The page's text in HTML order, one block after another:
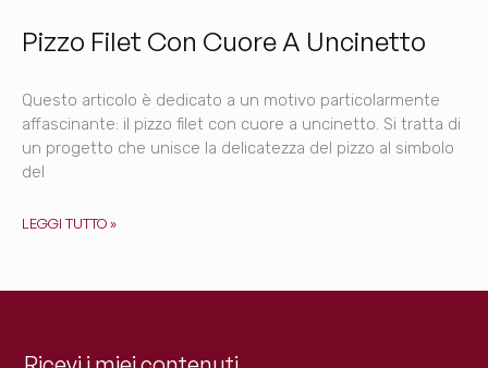
Pizzo Filet Con Cuore A Uncinetto
Questo articolo è dedicato a un motivo particolarmente
affascinante: il pizzo filet con cuore a uncinetto. Si tratta di
un progetto che unisce la delicatezza del pizzo al simbolo
del
LEGGI TUTTO »